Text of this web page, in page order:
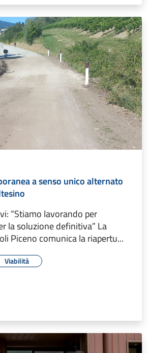
a senso unico alternato
“Stiamo lavorando per
la soluzione definitiva” La
Piceno comunica la riapertu...
Viabilità